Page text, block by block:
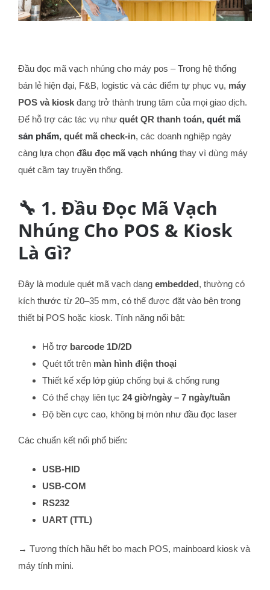
Đầu đọc mã vạch nhúng cho máy pos – Trong hệ thống
bán lẻ hiện đại, F&B, logistic và các điểm tự phục vụ, máy
POS và kioskđang trở thành trung tâm của mọi giao dịch.
Để hỗ trợ các tác vụ như quét QR thanh toán, quét mã
sản phẩm, quét mã check-in, các doanh nghiệp ngày
càng lựa chọn đầu đọc mã vạch nhúngthay vì dùng máy
quét cầm tay truyền thống.
🔧 1. Đầu Đọc Mã Vạch
Nhúng Cho POS & Kiosk
Là Gì?
Đây là module quét mã vạch dạng embedded, thường có
kích thước từ 20–35 mm, có thể được đặt vào bên trong
thiết bị POS hoặc kiosk. Tính năng nổi bật:
Hỗ trợ barcode 1D/2D
Quét tốt trên màn hình điện thoại
Thiết kế xếp lớp giúp chống bụi & chống rung
Có thể chạy liên tục 24 giờ/ngày – 7 ngày/tuần
Độ bền cực cao, không bị mòn như đầu đọc laser
Các chuẩn kết nối phổ biến:
USB-HID
USB-COM
RS232
UART (TTL)
→ Tương thích hầu hết bo mạch POS, mainboard kiosk và
máy tính mini.